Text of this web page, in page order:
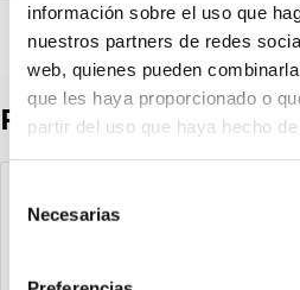
información sobre el uso que
nuestros partners de redes
web, quienes pueden
que les haya proporcionado o
partir del uso que haya hecho
Necesarias
Productos